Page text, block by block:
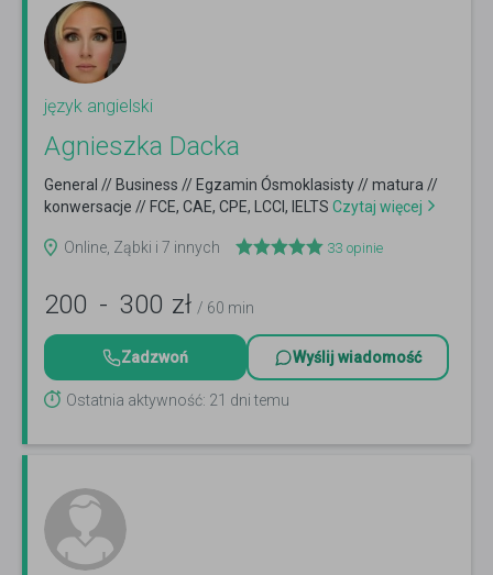
język angielski
Agnieszka Dacka
General // Business // Egzamin Ósmoklasisty // matura //
konwersacje // FCE, CAE, CPE, LCCI, IELTS Czytaj więcej
Online, Ząbki i 7 innych 33 opinie
200 - 300 zł / 60 min
Zadzwoń Wyślij wiadomość
Ostatnia aktywność: 21 dni temu